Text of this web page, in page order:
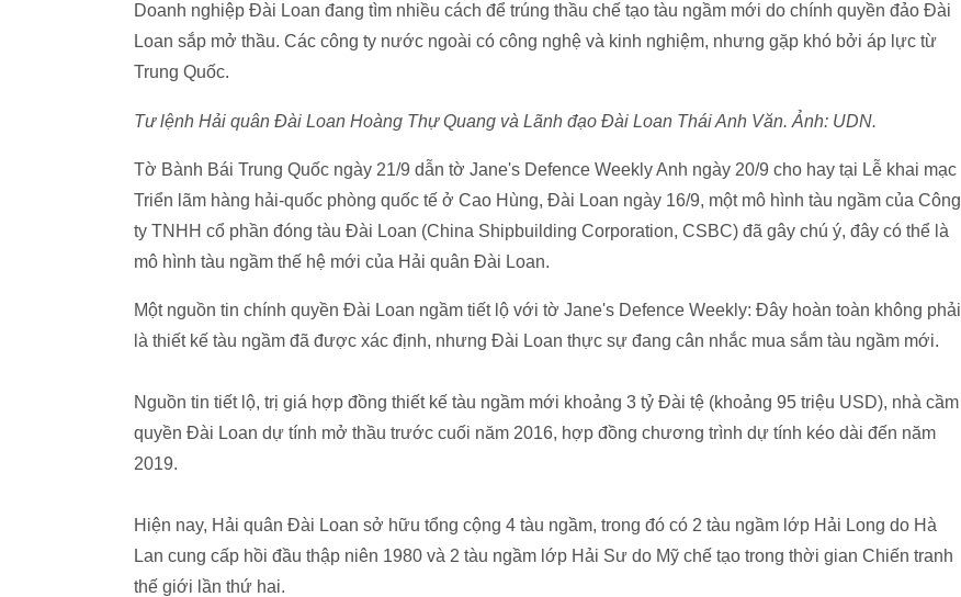
Doanh nghiệp Đài Loan đang tìm nhiều cách để trúng thầu chế tạo tàu ngầm mới do chính quyền đảo Đài
Loan sắp mở thầu. Các công ty nước ngoài có công nghệ và kinh nghiệm, nhưng gặp khó bởi áp lực từ
Trung Quốc.
Tư lệnh Hải quân Đài Loan Hoàng Thự Quang và Lãnh đạo Đài Loan Thái Anh Văn. Ảnh: UDN.
Tờ Bành Bái Trung Quốc ngày 21/9 dẫn tờ Jane's Defence Weekly Anh ngày 20/9 cho hay tại Lễ khai mạc
Triển lãm hàng hải-quốc phòng quốc tế ở Cao Hùng, Đài Loan ngày 16/9, một mô hình tàu ngầm của Công
ty TNHH cổ phần đóng tàu Đài Loan (China Shipbuilding Corporation, CSBC) đã gây chú ý, đây có thể là
mô hình tàu ngầm thế hệ mới của Hải quân Đài Loan.
Một nguồn tin chính quyền Đài Loan ngầm tiết lộ với tờ Jane's Defence Weekly: Đây hoàn toàn không phải
là thiết kế tàu ngầm đã được xác định, nhưng Đài Loan thực sự đang cân nhắc mua sắm tàu ngầm mới.
Nguồn tin tiết lộ, trị giá hợp đồng thiết kế tàu ngầm mới khoảng 3 tỷ Đài tệ (khoảng 95 triệu USD), nhà cầm
quyền Đài Loan dự tính mở thầu trước cuối năm 2016, hợp đồng chương trình dự tính kéo dài đến năm
2019.
Hiện nay, Hải quân Đài Loan sở hữu tổng cộng 4 tàu ngầm, trong đó có 2 tàu ngầm lớp Hải Long do Hà
Lan cung cấp hồi đầu thập niên 1980 và 2 tàu ngầm lớp Hải Sư do Mỹ chế tạo trong thời gian Chiến tranh
thế giới lần thứ hai.